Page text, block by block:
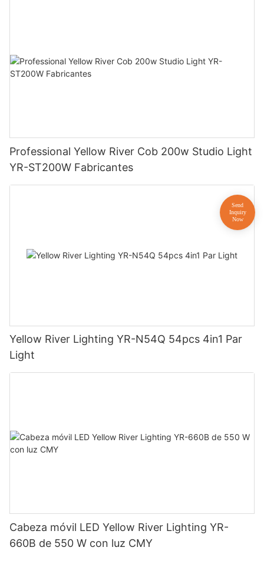
Professional Yellow River Cob 200w Studio Light
YR-ST200W Fabricantes
Yellow River Lighting YR-N54Q 54pcs 4in1 Par
Light
Cabeza móvil LED Yellow River Lighting YR-
660B de 550 W con luz CMY